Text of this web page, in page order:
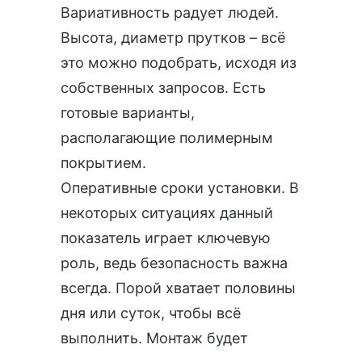
Вариативность радует людей.
Высота, диаметр прутков – всё
это можно подобрать, исходя из
собственных запросов. Есть
готовые варианты,
располагающие полимерным
покрытием.
Оперативные сроки установки. В
некоторых ситуациях данный
показатель играет ключевую
роль, ведь безопасность важна
всегда. Порой хватает половины
дня или суток, чтобы всё
выполнить. Монтаж будет